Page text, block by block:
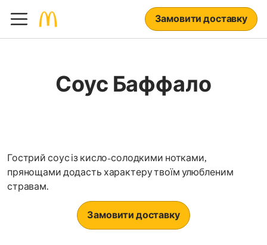
Замовити доставку
Соус Баффало
Гострий соус із кисло-солодкими нотками,
прянощами додасть характеру твоїм улюбленим
стравам.
Замовити доставку